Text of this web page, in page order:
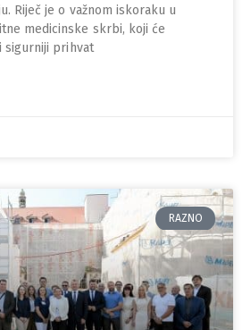
Riječ je o važnom iskoraku u
medicinske skrbi, koji će
sigurniji prihvat
RAZNO